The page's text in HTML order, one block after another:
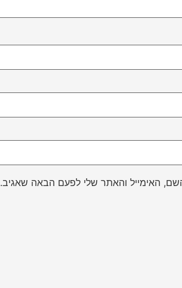
האימייל והאתר שלי לפעם הבאה שאגיב.